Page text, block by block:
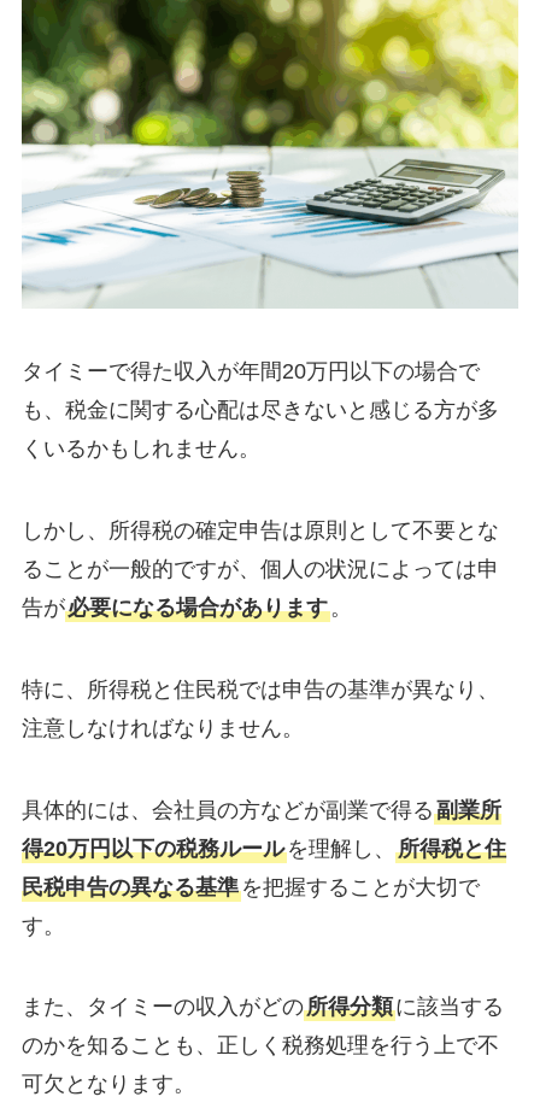
タイミーで得た収入が年間20万円以下の場合で
も、税金に関する心配は尽きないと感じる方が多
くいるかもしれません。
しかし、所得税の確定申告は原則として不要とな
ることが一般的ですが、個人の状況によっては申
告が必要になる場合があります。
特に、所得税と住民税では申告の基準が異なり、
注意しなければなりません。
具体的には、会社員の方などが副業で得る副業所
得20万円以下の税務ルールを理解し、 所得税と住
民税申告の異なる基準を把握することが大切で
す。
また、タイミーの収入がどの所得分類に該当する
のかを知ることも、正しく税務処理を行う上で不
可欠となります。